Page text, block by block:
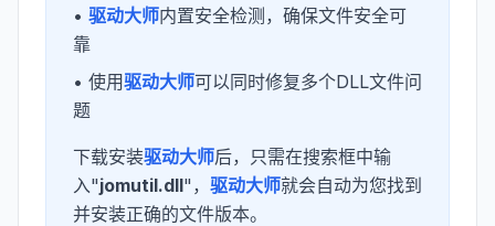
• 驱动大师内置安全检测，确保文件安全可
靠
• 使用驱动大师可以同时修复多个DLL文件问
题
下载安装驱动大师后，只需在搜索框中输
入"jomutil.dll"， 驱动大师就会自动为您找到
并安装正确的文件版本。